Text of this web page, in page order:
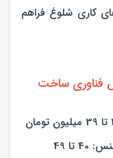
کاری شلوغ فراهم
ساخت
40 تا 49